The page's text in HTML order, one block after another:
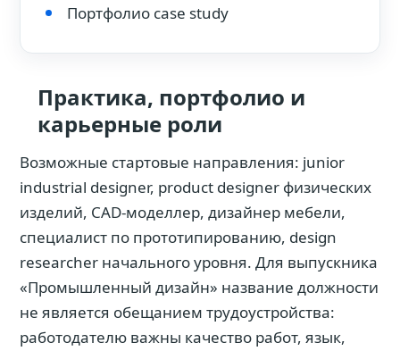
Портфолио case study
Практика, портфолио и
карьерные роли
Возможные стартовые направления: junior
industrial designer, product designer физических
изделий, CAD-моделлер, дизайнер мебели,
специалист по прототипированию, design
researcher начального уровня. Для выпускника
«Промышленный дизайн» название должности
не является обещанием трудоустройства:
работодателю важны качество работ, язык,